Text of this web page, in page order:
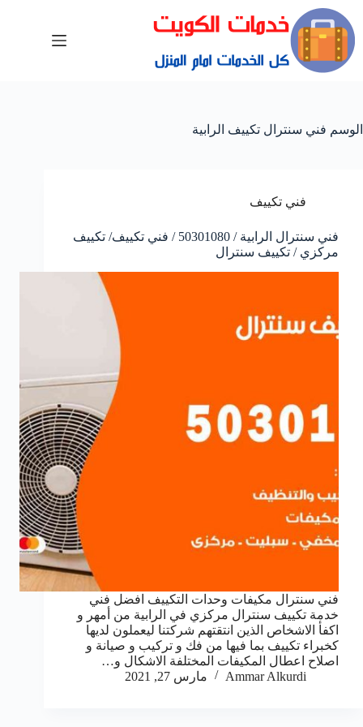
الوسم فني سنترال تكييف الرابية
فني تكييف
فني سنترال الرابية / 50301080 / فني تكييف/ تكييف
مركزي / تكييف سنترال
فني سنترال مكيفات وحدات التكييف افضل فني
خدمة تكييف سنترال مركزي في الرابية من أمهر و
اكفأ الاشخاص الذين انتقتهم شركتنا ليعملون لديها
كخبراء تكييف بما فيها من فك و تركيب و صيانة و
اصلاح اعطال المكيفات المختلفة الاشكال و…
Ammar Alkurdi
مارس 27, 2021